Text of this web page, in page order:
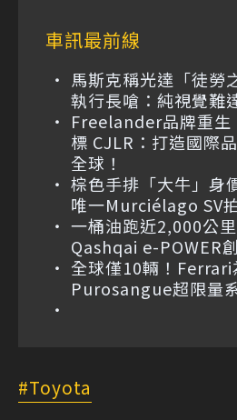
車訊最前線
馬斯克稱光達「徒勞
執行長嗆：純視覺難
Freelander品牌重生
標 CJLR：打造國際
全球！
棕色手排「大牛」身
唯一Murciélago SV
一桶油跑近2,000公
Qashqai e-POWER
全球僅10輛！Ferrari
Purosangue超限量
Toyota